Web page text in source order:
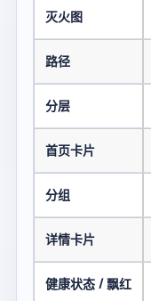
灭火图
路径
分层
首页卡片
分组
详情卡片
健康状态 / 飘红